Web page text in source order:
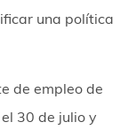
una política
de empleo de
30 de julio y